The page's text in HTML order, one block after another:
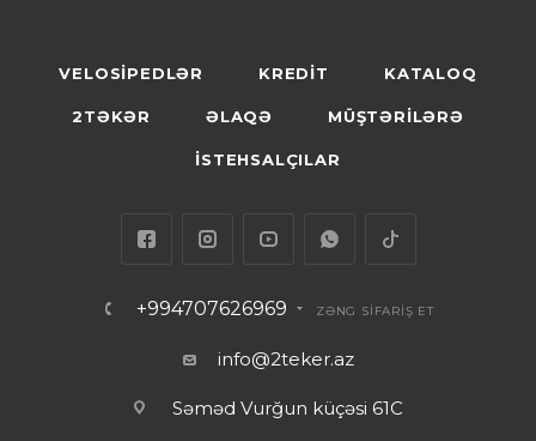
VELOSİPEDLƏR KREDİT KATALOQ
2TƏKƏR ƏLAQƏ MÜŞTƏRİLƏRƏ
İSTEHSALÇILAR
+994707626969 ZƏNG SİFARİŞ ET
info@2teker.az
Səməd Vurğun küçəsi 61C